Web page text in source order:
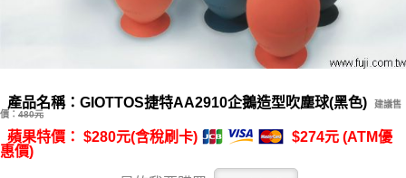
產品名稱：GIOTTOS捷特AA2910企鵝造型吹塵球(黑色)
建議售
價： 480元
蘋果特價： $280元(含稅刷卡)
$274元 (ATM優
惠價)